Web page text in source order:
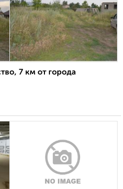
7 км от города